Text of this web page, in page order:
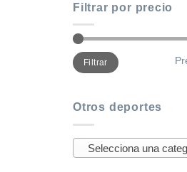
Filtrar por precio
Precio
mínimo
Precio
máximo
Filtrar
Otros deportes
Selecciona una